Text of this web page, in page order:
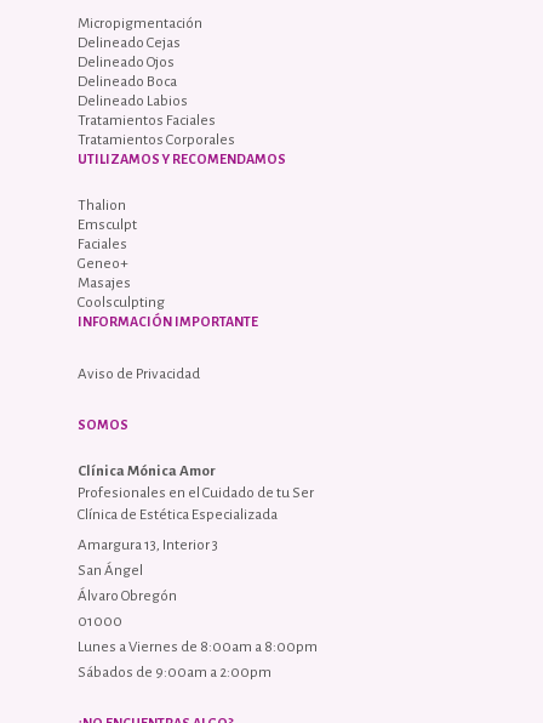
Micropigmentación
Delineado Cejas
Delineado Ojos
Delineado Boca
Delineado Labios
Tratamientos Faciales
Tratamientos Corporales
UTILIZAMOS Y RECOMENDAMOS
Thalion
Emsculpt
Faciales
Geneo+
Masajes
Coolsculpting
INFORMACIÓN IMPORTANTE
Aviso de Privacidad
SOMOS
Clínica Mónica Amor
Profesionales en el Cuidado de tu Ser
Clínica de Estética Especializada
Amargura 13, Interior 3
San Ángel
Álvaro Obregón
01000
Lunes a Viernes de 8:00am a 8:00pm
Sábados de 9:00am a 2:00pm